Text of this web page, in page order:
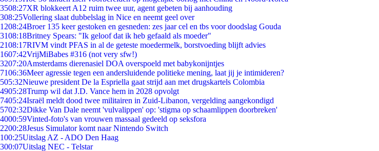
3508:27XR blokkeert A12 ruim twee uur, agent gebeten bij aanhouding
308:25Vollering slaat dubbelslag in Nice en neemt geel over
1208:24Broer 135 keer gestoken en gesneden: zes jaar cel en tbs voor doodslag Gouda
3108:18Britney Spears: "Ik geloof dat ik heb gefaald als moeder"
2108:17RIVM vindt PFAS in al de geteste moedermelk, borstvoeding blijft advies
1607:42VrijMiBabes #316 (not very sfw!)
3207:20Amsterdams dierenasiel DOA overspoeld met babykonijntjes
7106:36Meer agressie tegen een andersluidende politieke mening, laat jij je intimideren?
505:32Nieuwe president De la Espriella gaat strijd aan met drugskartels Colombia
4905:28Trump wil dat J.D. Vance hem in 2028 opvolgt
7405:24Israël meldt dood twee militairen in Zuid-Libanon, vergelding aangekondigd
5702:32Dikke Van Dale neemt 'vulvalippen' op: 'stigma op schaamlippen doorbreken'
4000:59Vinted-foto's van vrouwen massaal gedeeld op seksfora
2200:28Jesus Simulator komt naar Nintendo Switch
100:25Uitslag AZ - ADO Den Haag
300:07Uitslag NEC - Telstar